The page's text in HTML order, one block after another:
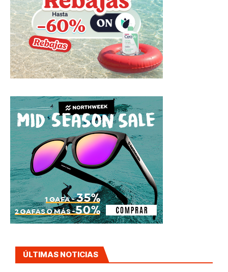
ÚLTIMAS NOTICIAS